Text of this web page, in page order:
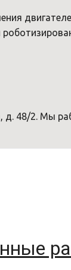
д. 48/2. Мы